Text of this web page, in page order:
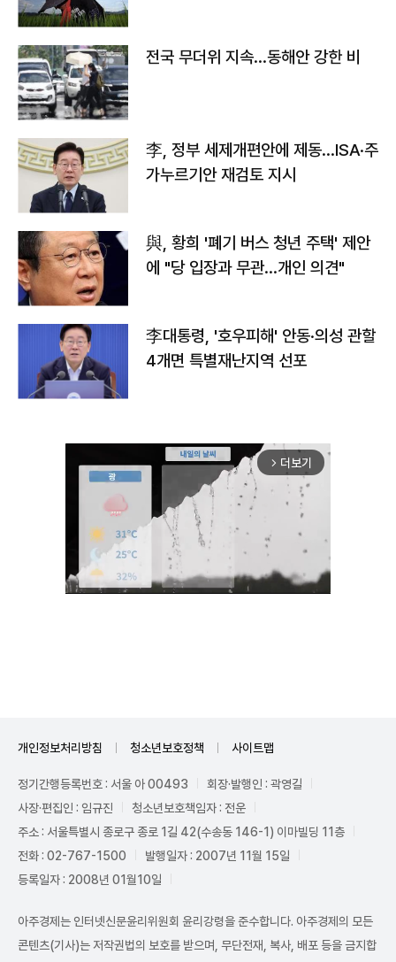
전국 무더위 지속…동해안 강한 비
李, 정부 세제개편안에 제동…ISA·주
가누르기안 재검토 지시
與, 황희 '폐기 버스 청년 주택' 제안
에 "당 입장과 무관…개인 의견"
李대통령, '호우피해' 안동·의성 관할
4개면 특별재난지역 선포
arrow_forward_ios 더보기
개인정보처리방침 청소년보호정책 사이트맵
정기간행등록번호 : 서울 아 00493
회장·발행인 : 곽영길
사장·편집인 : 임규진
청소년보호책임자 : 전운
주소 : 서울특별시 종로구 종로 1길 42(수송동 146-1) 이마빌딩 11층
전화 : 02-767-1500
발행일자 : 2007년 11월 15일
등록일자 : 2008년 01월10일
아주경제는 인터넷신문윤리위원회 윤리강령을 준수합니다. 아주경제의 모든
콘텐츠(기사)는 저작권법의 보호를 받으며, 무단전재, 복사, 배포 등을 금지합